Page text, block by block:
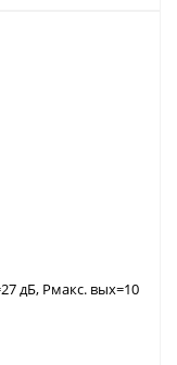
дБ, Pмакс. вых=10